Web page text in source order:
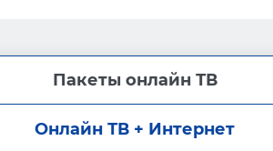
Пакеты онлайн ТВ
Онлайн ТВ + Интернет